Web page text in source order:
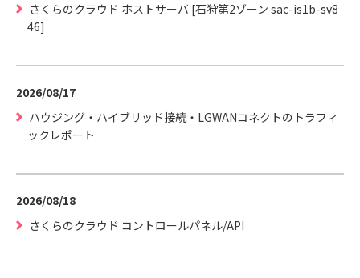
さくらのクラウド ホストサーバ [石狩第2ゾーン sac-is1b-sv8
46]
2026/08/17
ハウジング・ハイブリッド接続・LGWANコネクトのトラフィ
ックレポート
2026/08/18
さくらのクラウド コントロールパネル/API